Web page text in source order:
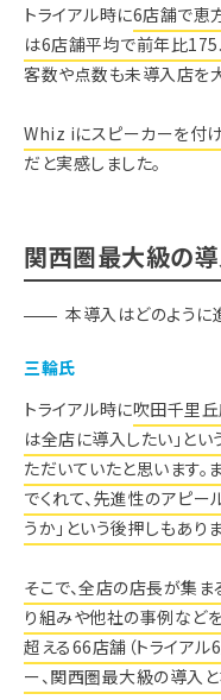
トライアル時に6店舗で恵
は6店舗平均で前年比
客数や点数も未導入店を
Whiz iにスピーカーを付
だと実感しました。
関西圏最大級の
本導入はどのように
三輪氏
トライアル時に吹田千里丘
は全店に導入したい」と
ただいていたと思います。
でくれて、先進性のアピ
うか」 という後押しもあり
そこで、全店の店長が集
り組みや他社の事例など
超える66店舗（トライアル
ー、関西圏最大級の導入と